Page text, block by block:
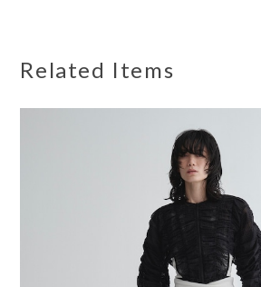
Related Items